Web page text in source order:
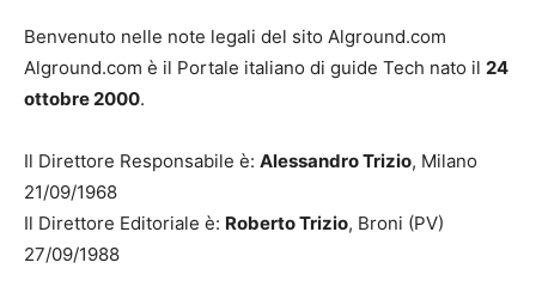
Benvenuto nelle note legali del sito Alground.com
Alground.com è il Portale italiano di guide Tech nato il 24
ottobre 2000.
Il Direttore Responsabile è: Alessandro Trizio, Milano
21/09/1968
Il Direttore Editoriale è: Roberto Trizio, Broni (PV)
27/09/1988